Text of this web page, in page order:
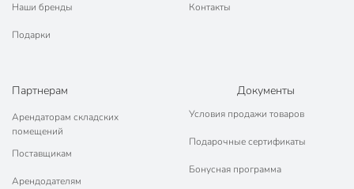
Наши бренды
Подарки
Контакты
Партнерам
Арендаторам складских
помещений
Поставщикам
Арендодателям
Документы
Условия продажи товаров
Подарочные сертификаты
Бонусная программа